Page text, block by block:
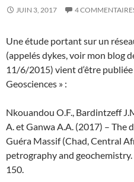
JUIN 3, 2017 4
Une étude portant sur un
(appelés dykes, voir mon blog
11/6/2015) vient d‘être publiée
Geosciences » :
Nkouandou O.F., Bardintzeff
A. et Ganwa A.A. (2017) – The
Guéra Massif (Chad, Central
petrography and
150.